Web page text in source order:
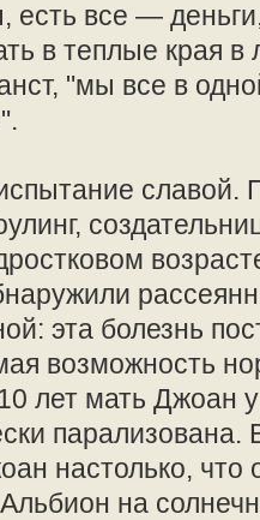
есть все —
в теплые края
"мы все в
славой.
эта болезнь
возможность
лет мать
настолько, что
на